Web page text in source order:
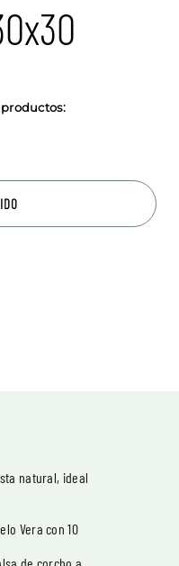
natural, ideal
Vera con 10